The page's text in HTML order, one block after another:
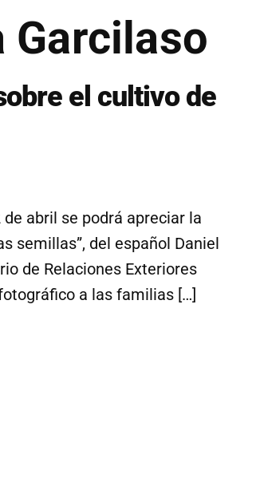
Garcilaso
el cultivo de
abril se podrá apreciar la
semillas”, del español Daniel
de Relaciones Exteriores
a las familias […]